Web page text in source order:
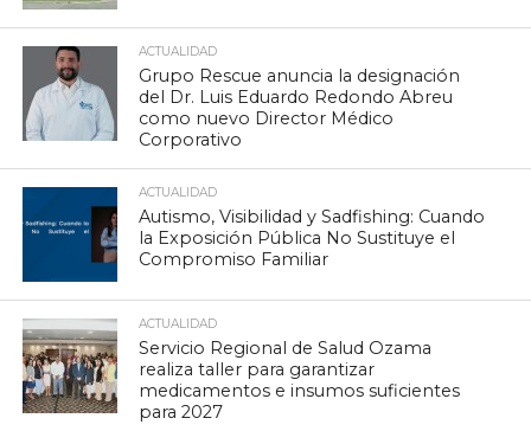
ACTUALIDAD
Grupo Rescue anuncia la designación
del Dr. Luis Eduardo Redondo Abreu
como nuevo Director Médico
Corporativo
ACTUALIDAD
Autismo, Visibilidad y Sadfishing: Cuando
la Exposición Pública No Sustituye el
Compromiso Familiar
ACTUALIDAD
Servicio Regional de Salud Ozama
realiza taller para garantizar
medicamentos e insumos suficientes
para 2027